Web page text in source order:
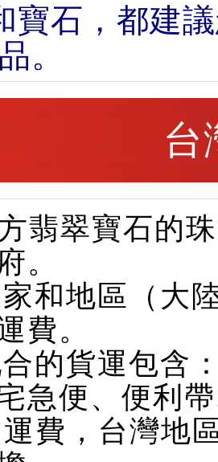
寶石，都建
。
台
翡翠寶石的
。
和地區（大
費。
的貨運包含
急便、便利
費，台灣地